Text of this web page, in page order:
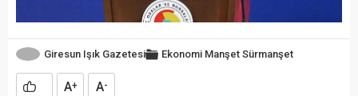
Giresun Işık Gazetesi Ekonomi Manşet Sürmanşet
A+ A-